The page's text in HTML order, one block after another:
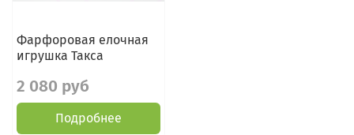
Фарфоровая елочная
игрушка Такса
2 080 руб
Подробнее